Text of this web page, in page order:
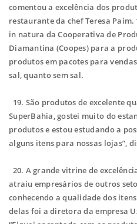
comentou a excelência dos
restaurante da chef Teresa
in natura da Cooperativa de
Diamantina (Coopes) para a
produtos em pacotes para
sal, quanto sem sal.
19. São produtos de excelente
SuperBahia, gostei muito do
produtos e estou estudando a
alguns itens para nossas lojas”,
20. A grande vitrine de
atraiu empresários de outros
conhecendo a qualidade dos
delas foi a diretora da empresa